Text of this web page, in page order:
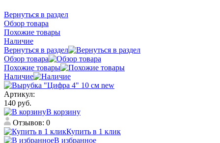
Вернуться в раздел
Обзор товара
Похожие товары
Наличие
Вернуться в раздел
Обзор товара
Похожие товары
Наличие
Артикул:
140 руб.
В корзину
Отзывов: 0
Купить в 1 клик
В избранное